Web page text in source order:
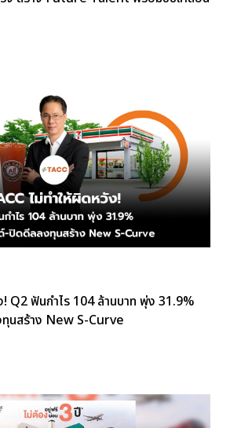
! Q2 ฟันกำไร 104 ล้านบาท พุ่ง 31.9%
นสร้าง New S-Curve